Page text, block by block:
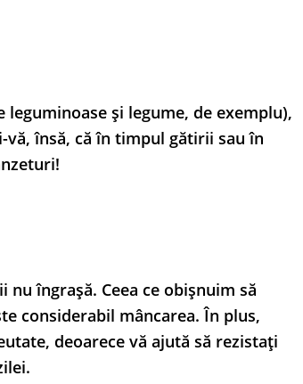
și legume, de exemplu),
însă, că în timpul gătirii sau în
îngrașă. Ceea ce obișnuim să
considerabil mâncarea. În plus,
deoarece vă ajută să rezistați